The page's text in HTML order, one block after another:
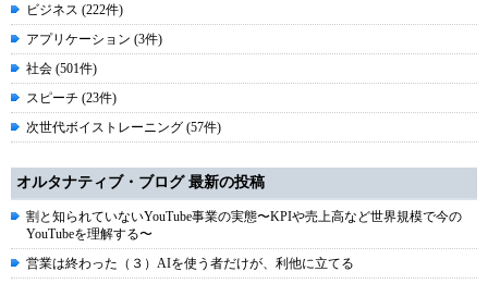
ビジネス (222件)
アプリケーション (3件)
社会 (501件)
スピーチ (23件)
次世代ボイストレーニング (57件)
オルタナティブ・ブログ 最新の投稿
割と知られていないYouTube事業の実態〜KPIや売上高など世界規模で今の
YouTubeを理解する〜
営業は終わった（３）AIを使う者だけが、利他に立てる